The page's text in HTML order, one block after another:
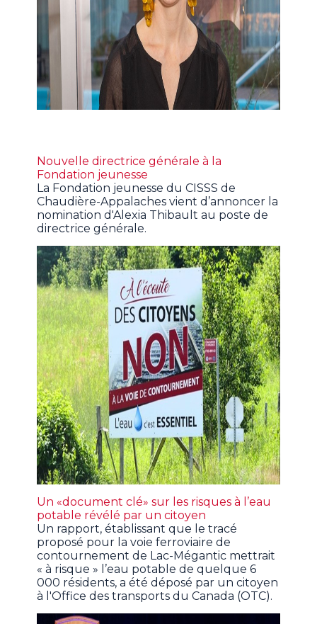
Nouvelle directrice générale à la
Fondation jeunesse
La Fondation jeunesse du CISSS de
Chaudière-Appalaches vient d’annoncer la
nomination d'Alexia Thibault au poste de
directrice générale.
Un «document clé» sur les risques à l’eau
potable révélé par un citoyen
Un rapport, établissant que le tracé
proposé pour la voie ferroviaire de
contournement de Lac-Mégantic mettrait
« à risque » l’eau potable de quelque 6
000 résidents, a été déposé par un citoyen
à l'Office des transports du Canada (OTC).